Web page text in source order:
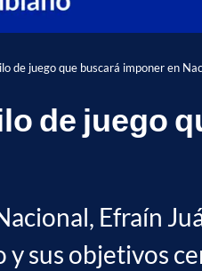
de juego que buscará imponer en
de juego
Efraín
y sus objetivos